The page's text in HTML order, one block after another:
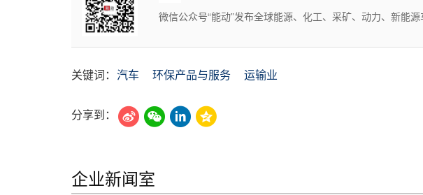
微信公众号“能动”发布全球能源、化工、采矿、动力、新能
关键词： 汽车 环保产品与服务 运输业
分享到：
企业新闻室